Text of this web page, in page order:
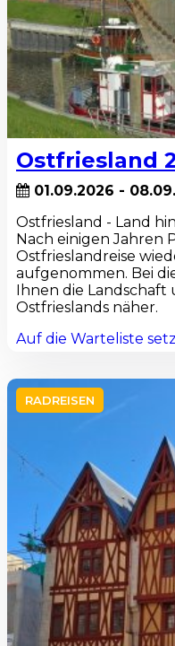
Ostfriesland
01.09.2026 -
Ostfriesland - Land
Nach einigen Jahren
Ostfrieslandreise
aufgenommen. Bei
Ihnen die
Ostfrieslands näher.
Auf die Warteliste
RADREISEN